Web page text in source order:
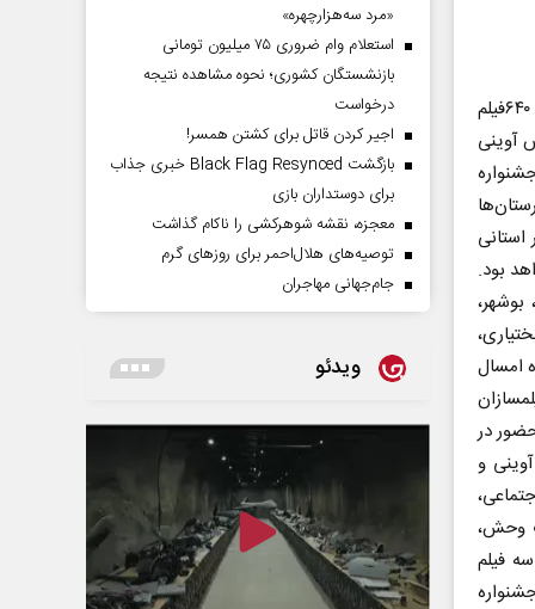
هفدهمین جشنواره سینماحقیقت، شاهد رشد واستقبال درحوزه فیلم‌ها بود. حدود ۶۴۰فیلم‌
آوینی
و۳۸۰فیلم از شهرستان‌ها
بود.
امسال
در
و
خوب در این دوره است. ۲۶فیلم اجتماعی،
فیلم حیات وحش،
سه فیلم
«مرد سه‌هزارچهره»
استعلام وام ضروری ۷۵ میلیون تومانی
بازنشستگان کشوری؛ نحوه مشاهده نتیجه
درخواست
اجیر کردن قاتل برای کشتن همسر!
بازگشت Black Flag Resynced خبری جذاب
برای دوستداران بازی
معجزه، نقشه شوهرکشی را ناکام گذاشت
توصیه‌های هلال‌احمر برای روز‌های گرم
جام‌جهانی مهاجران
ویدئو